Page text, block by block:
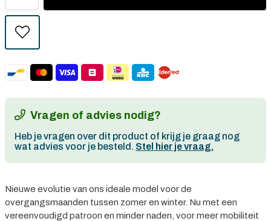
Vragen of advies nodig?
Heb je vragen over dit product of krijg je graag nog
wat advies voor je besteld. Stel hier je vraag.
Nieuwe evolutie van ons ideale model voor de
overgangsmaanden tussen zomer en winter. Nu met een
vereenvoudigd patroon en minder naden, voor meer mobiliteit